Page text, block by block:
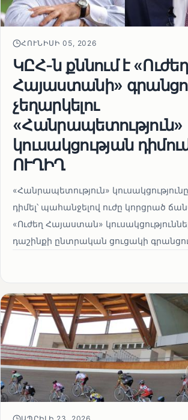
ՀՈՒՆԻՍԻ 05, 2026
ԿԸՀ-ն քննում է «Ուժեղ
Հայաստանի»
չեղարկելու
«Հանրապետություն»
կուսակցության
ՈՒՂԻՂ
«Հանրապետություն»
դիմել՝ պահանջելով ուժը կորցրած
«Ուժեղ Հայաստան»
դաշինքի ընտրական ցուցակի